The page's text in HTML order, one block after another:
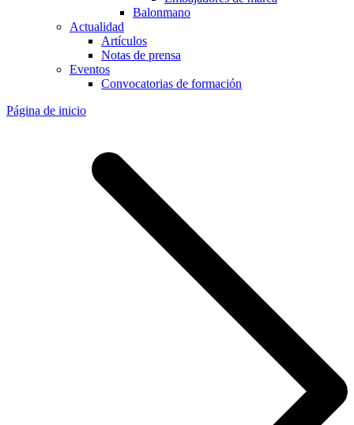
Balonmano
Actualidad
Artículos
Notas de prensa
Eventos
Convocatorias de formación
Página de inicio